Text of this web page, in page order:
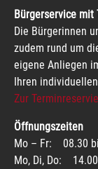
Bürgerservice mit
Die Bürgerinnen
zudem rund um
eigene Anliegen
Ihren
Zur
Öffnungszeiten
Mo – Fr: 08.30
Mo, Di, Do: